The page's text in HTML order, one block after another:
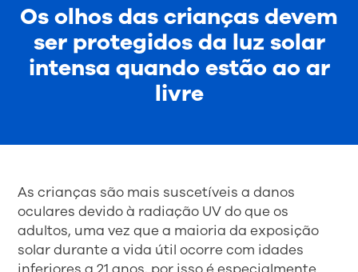
Os olhos das crianças devem
ser protegidos da luz solar
intensa quando estão ao ar
livre
As crianças são mais suscetíveis a danos
oculares devido à radiação UV do que os
adultos, uma vez que a maioria da exposição
solar durante a vida útil ocorre com idades